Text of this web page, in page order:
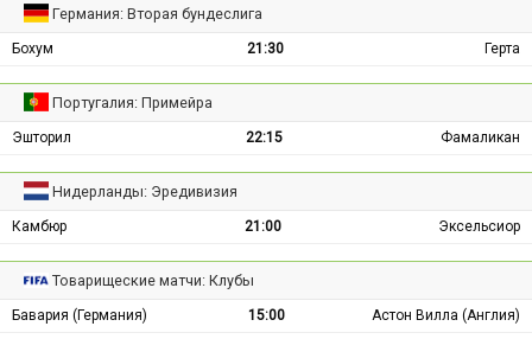
Германия: Вторая бундеслига
Бохум 21:30 Герта
Португалия: Примейра
Эшторил 22:15 Фамаликан
Нидерланды: Эредивизия
Камбюр 21:00 Эксельсиор
Товарищеские матчи: Клубы
Бавария (Германия) 15:00
Астон Вилла (Англия)